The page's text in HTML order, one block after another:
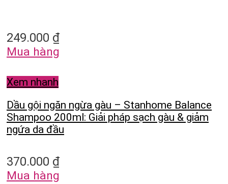
249.000 ₫
Mua hàng
Xem nhanh
Dầu gội ngăn ngừa gàu – Stanhome Balance
Shampoo 200ml: Giải pháp sạch gàu & giảm
ngứa da đầu
370.000 ₫
Mua hàng